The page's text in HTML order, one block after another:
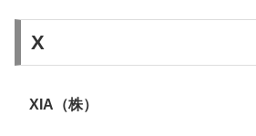
X
XIA（株）